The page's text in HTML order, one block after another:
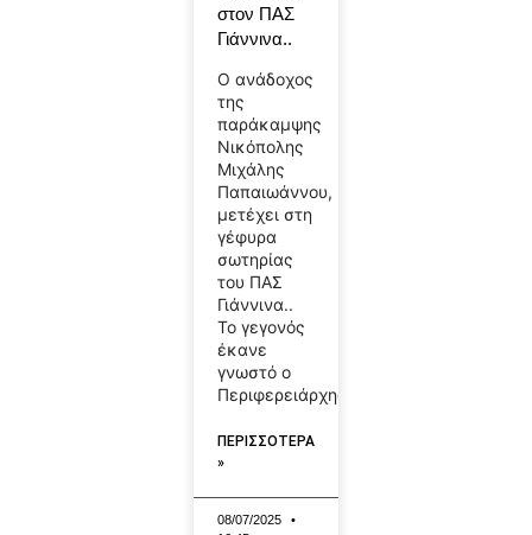
στον ΠΑΣ
Γιάννινα..
Ο ανάδοχος
της
παράκαμψης
Νικόπολης
Μιχάλης
Παπαιωάννου,
μετέχει στη
γέφυρα
σωτηρίας
του ΠΑΣ
Γιάννινα..
Το γεγονός
έκανε
γνωστό ο
Περιφερειάρχης
ΠΕΡΙΣΣΟΤΕΡΑ
»
08/07/2025